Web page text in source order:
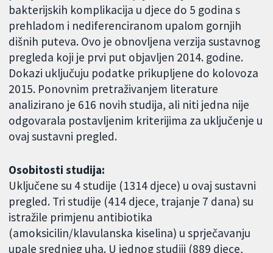
bakterijskih komplikacija u djece do 5 godina s
prehladom i nediferenciranom upalom gornjih
dišnih puteva. Ovo je obnovljena verzija sustavnog
pregleda koji je prvi put objavljen 2014. godine.
Dokazi uključuju podatke prikupljene do kolovoza
2015. Ponovnim pretraživanjem literature
analizirano je 616 novih studija, ali niti jedna nije
odgovarala postavljenim kriterijima za uključenje u
ovaj sustavni pregled.
Osobitosti studija:
Uključene su 4 studije (1314 djece) u ovaj sustavni
pregled. Tri studije (414 djece, trajanje 7 dana) su
istražile primjenu antibiotika
(amoksicilin/klavulanska kiselina) u sprječavanju
upale srednjeg uha. U jednog studiji (889 djece,